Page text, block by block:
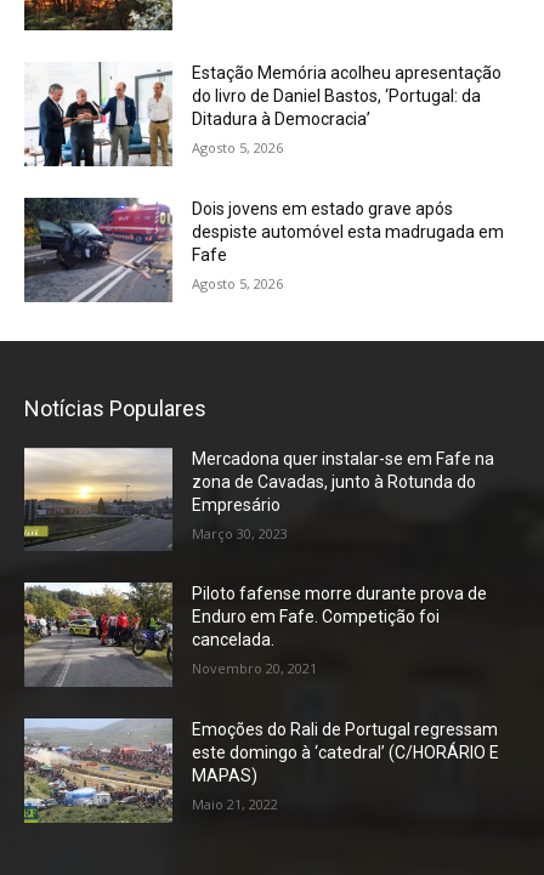
Estação Memória acolheu apresentação
do livro de Daniel Bastos, ‘Portugal: da
Ditadura à Democracia’
Agosto 5, 2026
Dois jovens em estado grave após
despiste automóvel esta madrugada em
Fafe
Agosto 5, 2026
Notícias Populares
Mercadona quer instalar-se em Fafe na
zona de Cavadas, junto à Rotunda do
Empresário
Março 30, 2023
Piloto fafense morre durante prova de
Enduro em Fafe. Competição foi
cancelada.
Novembro 20, 2021
Emoções do Rali de Portugal regressam
este domingo à ‘catedral’ (C/HORÁRIO E
MAPAS)
Maio 21, 2022